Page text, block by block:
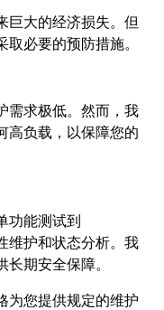
巨大的经济损失。但
必要的预防措施。
需求极低。然而，我
高负载，以保障您的
功能测试到
维护和状态分析。我
期安全保障。
为您提供规定的维护